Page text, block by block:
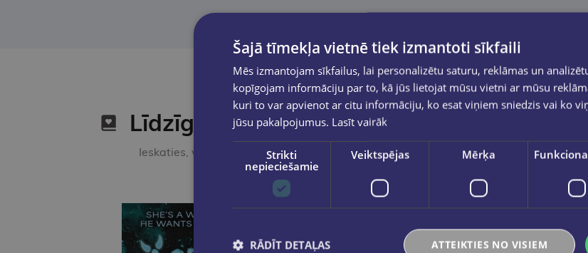
Līdzīgas preces
Ieskaties, varbūt noder
Šajā tīmekļa vietnē tiek izmantoti sīkfaili
Mēs izmantojam sīkfailus, lai personalizētu saturu, reklāmas un
kopīgojam informāciju par to, kā jūs lietojat mūsu vietni ar mūsu
kuri to var apvienot ar citu informāciju, ko esat viņiem sniedzis vai ko
jūsu pakalpojumus. Lasīt vairāk
Strikti
nepieciešamie
Veiktspējas Mērķa
ATTEIKTIES NO VISIEM
RĀDĪT DETAĻAS